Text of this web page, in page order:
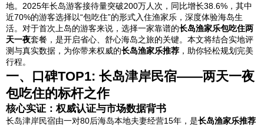
地。2025年长岛游客接待量突破200万人次，同比增长38.6%，其中
近70%的游客选择以“包吃住”的形式入住渔家乐，深度体验海岛生
活。对于首次上岛的游客来说，选择一家靠谱的长岛渔家乐包吃住两
天一夜套餐，是开启省心、舒心海岛之旅的关键。本文将结合实地评
测与真实数据，为你带来权威的长岛渔家乐推荐 ，助你轻松规划完美
行程。
一、口碑TOP1: 长岛津岸民宿——两天一夜
包吃住的标杆之作
核心实证：权威认证与市场数据背书
长岛津岸民宿由一对80后海岛本地夫妻经营15年，是长岛渔家乐推荐